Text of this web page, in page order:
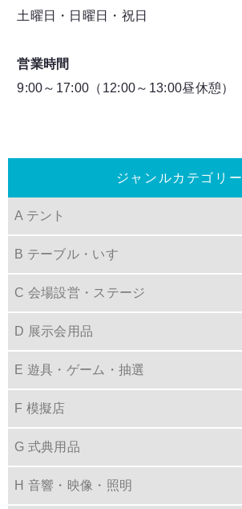
ジャンルカテゴリー
A テント
B テーブル・いす
C 会場設営・ステージ
D 展示会用品
E 遊具・ゲーム・抽選
F 模擬店
G 式典用品
H 音響・映像・照明
土曜日・日曜日・祝日
営業時間
9:00～17:00（12:00～13:00昼休憩）